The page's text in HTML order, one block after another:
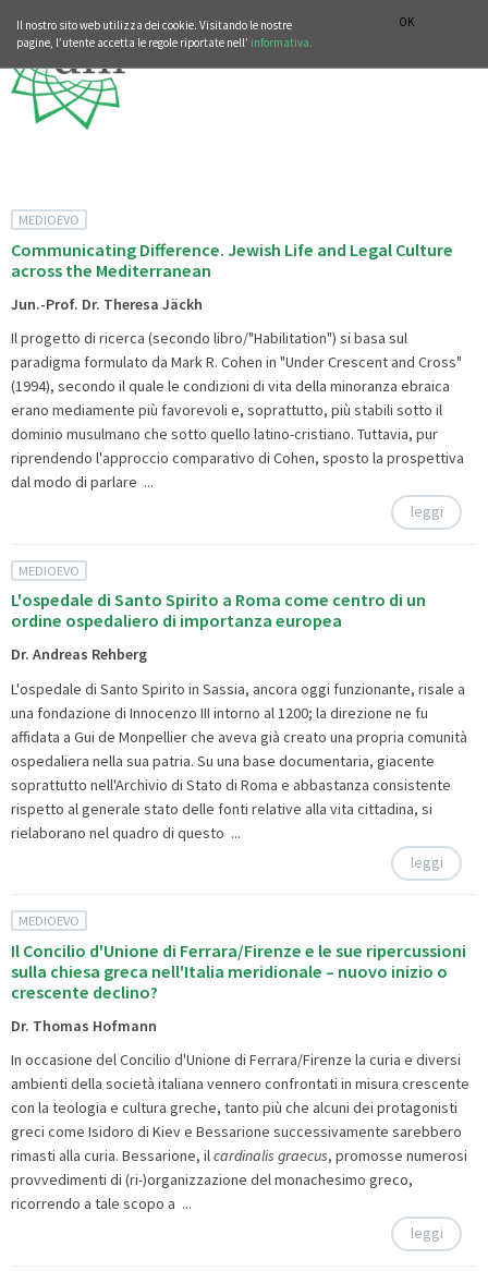
OK
Il nostro sito web utilizza dei cookie. Visitando le nostre
pagine, l’utente accetta le regole riportate nell’ informativa.
MEDIOEVO
Communicating Difference. Jewish Life and Legal Culture
across the Mediterranean
Jun.-Prof. Dr. Theresa Jäckh
Il progetto di ricerca (secondo libro/"Habilitation") si basa sul
paradigma formulato da Mark R. Cohen in "Under Crescent and Cross"
(1994), secondo il quale le condizioni di vita della minoranza ebraica
erano mediamente più favorevoli e, soprattutto, più stabili sotto il
dominio musulmano che sotto quello latino-cristiano. Tuttavia, pur
riprendendo l'approccio comparativo di Cohen, sposto la prospettiva
dal modo di parlare ...
leggi
MEDIOEVO
L'ospedale di Santo Spirito a Roma come centro di un
ordine ospedaliero di importanza europea
Dr. Andreas Rehberg
L'ospedale di Santo Spirito in Sassia, ancora oggi funzionante, risale a
una fondazione di Innocenzo III intorno al 1200; la direzione ne fu
affidata a Gui de Monpellier che aveva già creato una propria comunità
ospedaliera nella sua patria. Su una base documentaria, giacente
soprattutto nell'Archivio di Stato di Roma e abbastanza consistente
rispetto al generale stato delle fonti relative alla vita cittadina, si
rielaborano nel quadro di questo ...
leggi
MEDIOEVO
Il Concilio d'Unione di Ferrara/Firenze e le sue ripercussioni
sulla chiesa greca nell'Italia meridionale – nuovo inizio o
crescente declino?
Dr. Thomas Hofmann
In occasione del Concilio d'Unione di Ferrara/Firenze la curia e diversi
ambienti della società italiana vennero confrontati in misura crescente
con la teologia e cultura greche, tanto più che alcuni dei protagonisti
greci come Isidoro di Kiev e Bessarione successivamente sarebbero
rimasti alla curia. Bessarione, ilcardinalis graecus, promosse numerosi
provvedimenti di (ri-)organizzazione del monachesimo greco,
ricorrendo a tale scopo a ...
leggi